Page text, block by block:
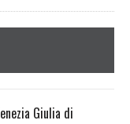
Giulia di